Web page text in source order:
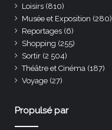
Loisirs (810)
Musée et Exposition (280)
Reportages (6)
Shopping (255)
Sortir (2 504)
Théâtre et Cinéma (187)
Voyage (27)
Propulsé par